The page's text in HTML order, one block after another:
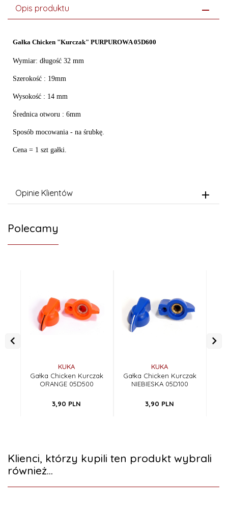
Opis produktu
Gałka Chicken "Kurczak" PURPUROWA 05D600
Wymiar: długość 32 mm
Szerokość : 19mm
Wysokość : 14 mm
Średnica otworu : 6mm
Sposób mocowania - na śrubkę.
Cena = 1 szt gałki.
Opinie Klientów
Polecamy
KUKA
Gałka Chicken Kurczak
ORANGE 05D500
3,90 PLN
KUKA
Gałka Chicken Kurczak
NIEBIESKA 05D100
3,90 PLN
Klienci, którzy kupili ten produkt wybrali
również...